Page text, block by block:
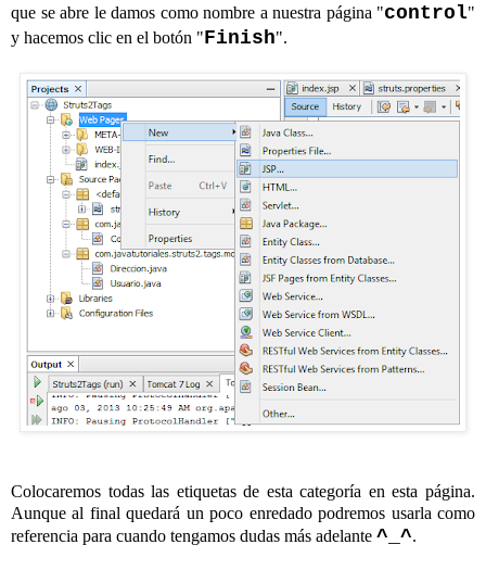
que se abre le damos como nombre a nuestra página "control"
y hacemos clic en el botón "Finish".
Colocaremos todas las etiquetas de esta categoría en esta página.
Aunque al final quedará un poco enredado podremos usarla como
referencia para cuando tengamos dudas más adelante ^_^.